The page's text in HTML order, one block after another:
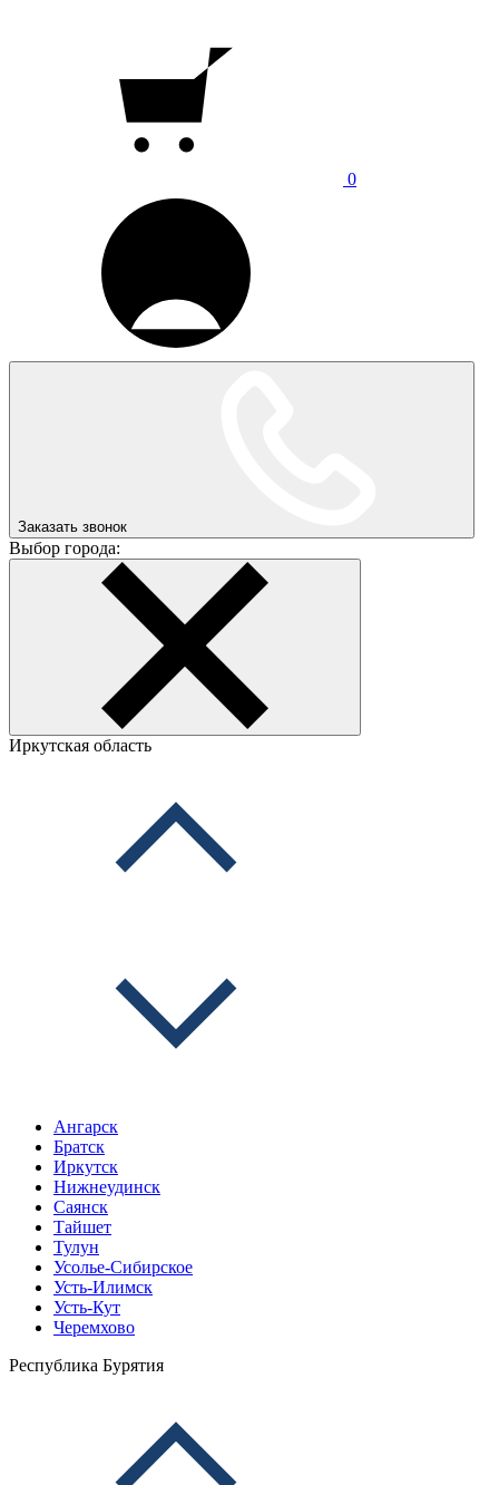
0
Заказать звонок
Выбор города:
Иркутская область
Ангарск
Братск
Иркутск
Нижнеудинск
Саянск
Тайшет
Тулун
Усолье-Сибирское
Усть-Илимск
Усть-Кут
Черемхово
Республика Бурятия